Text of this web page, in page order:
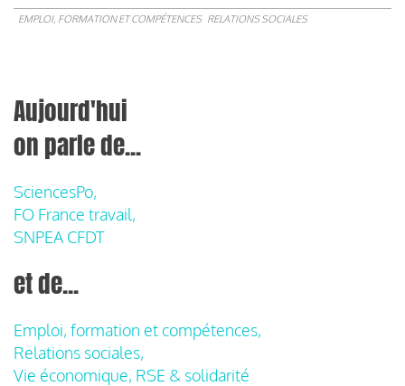
EMPLOI, FORMATION ET COMPÉTENCES RELATIONS SOCIALES
Aujourd'hui
on parle de...
SciencesPo,
FO France travail,
SNPEA CFDT
et de...
Emploi, formation et compétences,
Relations sociales,
Vie économique, RSE & solidarité